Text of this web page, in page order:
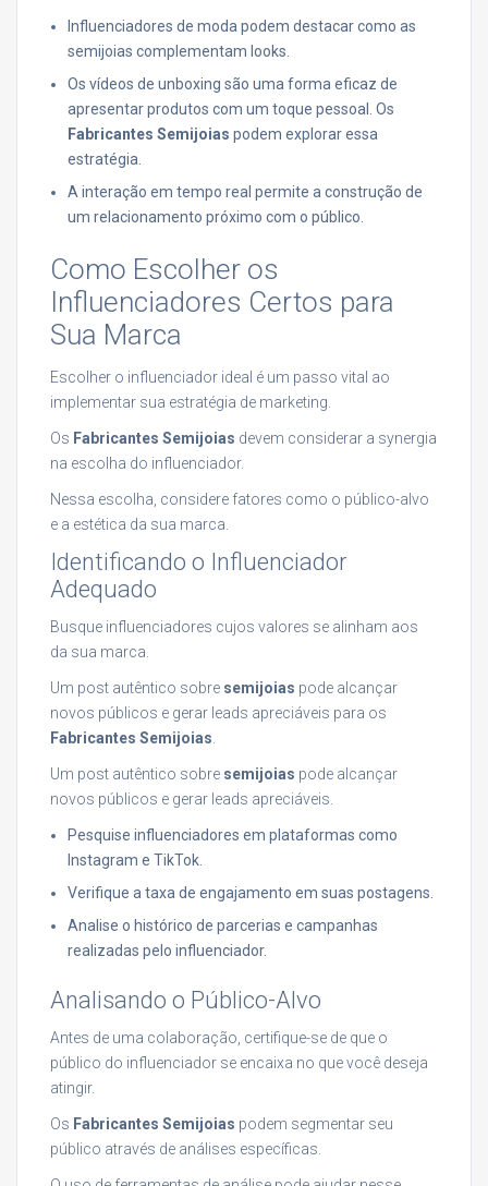
Influenciadores de moda podem destacar como as
semijoias complementam looks.
Os vídeos de unboxing são uma forma eficaz de
apresentar produtos com um toque pessoal. Os
Fabricantes Semijoias podem explorar essa
estratégia.
A interação em tempo real permite a construção de
um relacionamento próximo com o público.
Como Escolher os
Influenciadores Certos para
Sua Marca
Escolher o influenciador ideal é um passo vital ao
implementar sua estratégia de marketing.
Os Fabricantes Semijoias devem considerar a synergia
na escolha do influenciador.
Nessa escolha, considere fatores como o público-alvo
e a estética da sua marca.
Identificando o Influenciador
Adequado
Busque influenciadores cujos valores se alinham aos
da sua marca.
Um post autêntico sobre semijoias pode alcançar
novos públicos e gerar leads apreciáveis para os
Fabricantes Semijoias
Um post autêntico sobre semijoias pode alcançar
novos públicos e gerar leads apreciáveis.
Pesquise influenciadores em plataformas como
Instagram e TikTok.
Verifique a taxa de engajamento em suas postagens.
Analise o histórico de parcerias e campanhas
realizadas pelo influenciador.
Analisando o Público-Alvo
Antes de uma colaboração, certifique-se de que o
público do influenciador se encaixa no que você deseja
atingir.
Os Fabricantes Semijoias podem segmentar seu
público através de análises específicas.